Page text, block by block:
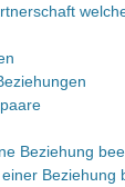
Beziehung
Beziehung